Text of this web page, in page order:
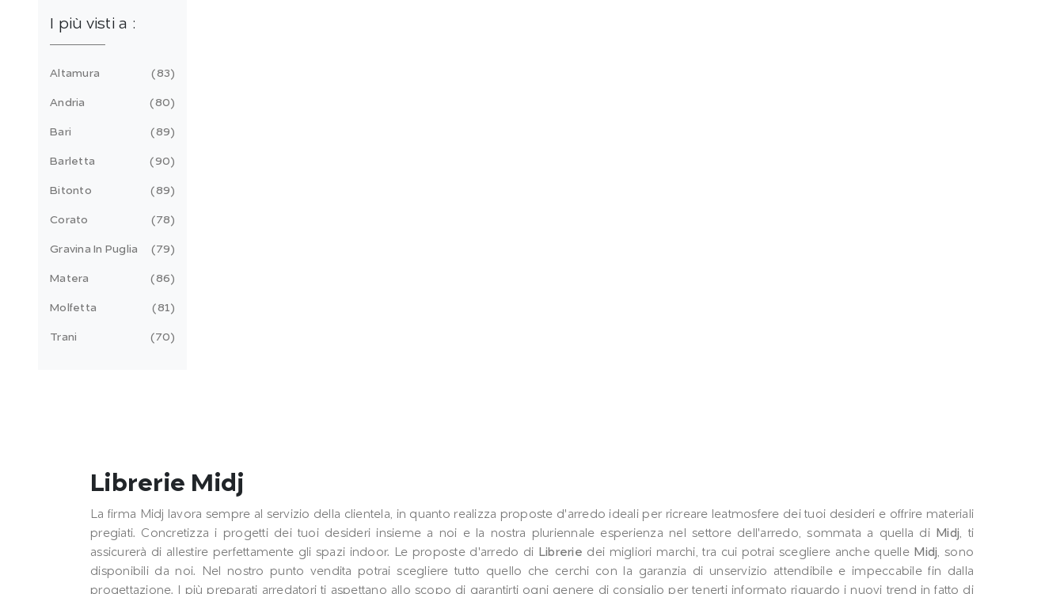
I più visti a :
Altamura 83
Andria 80
Bari 89
Barletta 90
Bitonto 89
Corato 78
Gravina In Puglia 79
Matera 86
Molfetta 81
Trani 70
Librerie Midj
La firma Midj lavora sempre al servizio della clientela, in quanto realizza proposte d'arredo ideali per ricreare leatmosfere dei tuoi desideri e offrire materiali
pregiati. Concretizza i progetti dei tuoi desideri insieme a noi e la nostra pluriennale esperienza nel settore dell'arredo, sommata a quella di Midj, ti
assicurerà di allestire perfettamente gli spazi indoor. Le proposte d'arredo di Librerie dei migliori marchi, tra cui potrai scegliere anche quelle Midj, sono
disponibili da noi. Nel nostro punto vendita potrai scegliere tutto quello che cerchi con la garanzia di unservizio attendibile e impeccabile fin dalla
progettazione. I più preparati arredatori ti aspettano allo scopo di garantirti ogni genere di consiglio per tenerti informato riguardo i nuovi trend in fatto di